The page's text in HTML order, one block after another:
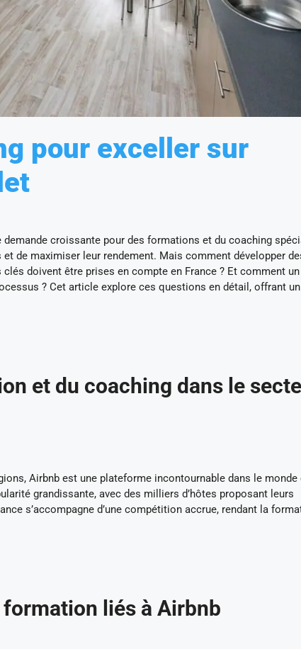
pour exceller sur
croissante pour des formations et du coaching
de maximiser leur rendement. Mais comment développer
doivent être prises en compte en France ? Et comment un
? Cet article explore ces questions en détail, offrant
et du coaching dans le
Airbnb est une plateforme incontournable dans le monde
grandissante, avec des milliers d’hôtes proposant leurs
s’accompagne d’une compétition accrue, rendant la
liés à Airbnb